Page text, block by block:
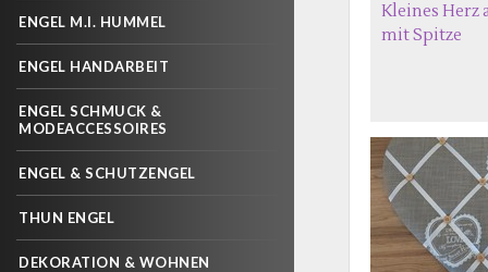
ENGEL M.I. HUMMEL
ENGEL HANDARBEIT
ENGEL SCHMUCK &
MODEACCESSOIRES
ENGEL & SCHUTZENGEL
THUN ENGEL
DEKORATION & WOHNEN
Kleines Herz
mit Spitze